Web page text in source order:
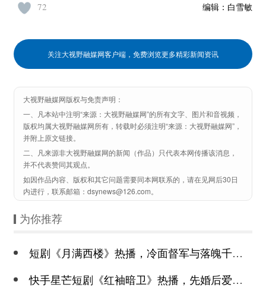
编辑： 白雪敏
72
关注大视野融媒网客户端，免费浏览更多精彩新闻资讯
大视野融媒网版权与免责声明：
一、凡本站中注明“来源：大视野融媒网”的所有文字、图片和音视频，
版权均属大视野融媒网所有，转载时必须注明“来源：大视野融媒网”，
并附上原文链接。
二、凡来源非大视野融媒网的新闻（作品）只代表本网传播该消息，
并不代表赞同其观点。
如因作品内容、版权和其它问题需要同本网联系的，请在见网后30日
内进行，联系邮箱：dsynews@126.com。
为你推荐
短剧《月满西楼》热播，冷面督军与落魄千金谱写民国传奇
快手星芒短剧《红袖暗卫》热播，先婚后爱诠释别样浪漫